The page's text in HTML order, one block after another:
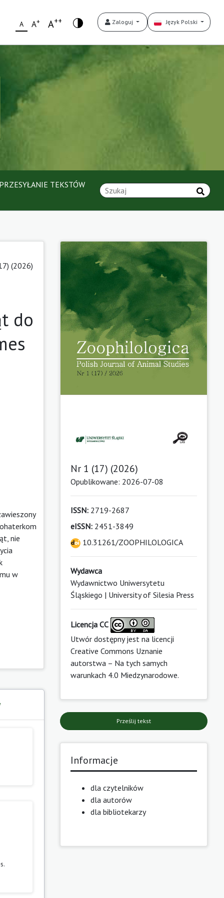
A A+ A++ Zaloguj Język Polski
PRZESYŁANIE TEKSTÓW
(2026)
do
nie
w
Nr 1 (17) (2026)
Opublikowane: 2026-07-08
ISSN:2719-2687
eISSN:2451-3849
10.31261/ZOOPHILOLOGICA
Wydawca
Wydawnictwo Uniwersytetu
Śląskiego | University of Silesia Press
Licencja CC
Utwór dostępny jest na licencji
Creative Commons Uznanie
autorstwa – Na tych samych
warunkach 4.0 Miedzynarodowe.
Prześlij tekst
Informacje
dla czytelników
dla autorów
dla bibliotekarzy